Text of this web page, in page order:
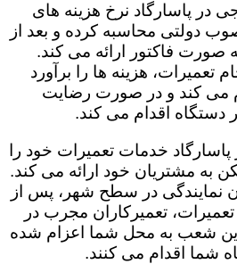
در پاسارگاد نرخ هزینه های
دولتی محاسبه کرده و بعد از
صورت فاکتور ارائه می کند.
تعمیرات، هزینه ها را برآورد
می کند و در صورت رضایت
دستگاه اقدام می کند.
خدمات تعمیرات خود را
به مشتریان خود ارائه می کند.
نمایندگی در سطح شهر، پس از
تعمیرکاران مجرب در
شعب به محل شما اعزام شده
شما اقدام می کنند.